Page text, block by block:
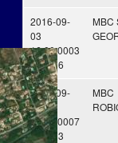
2016-09-
03
16:00:0003
Sep. 16
MBC
2013-09-
07
20:00:0007
Sep. 13
MBC